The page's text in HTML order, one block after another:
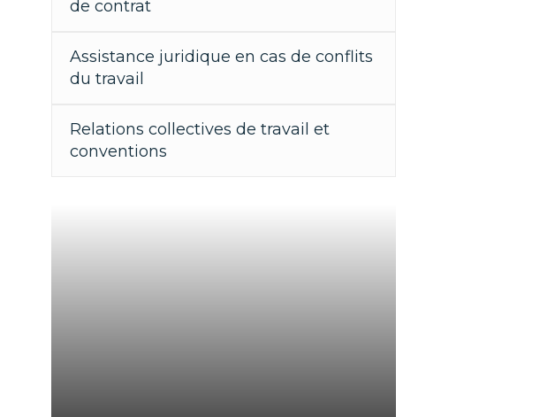
de contrat
Assistance juridique en cas de conflits
du travail
Relations collectives de travail et
conventions